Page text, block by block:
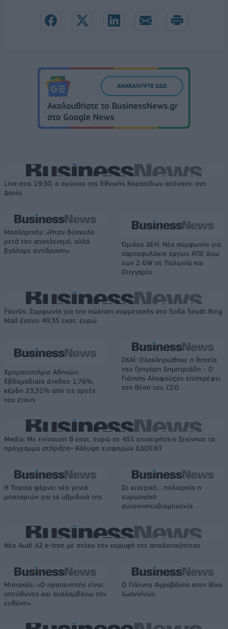
Live στις 19:30, ο αγώνας της Εθνικής Κορασίδων απέναντι στη
Δανία
Μασλαρινός: «Ήταν δύσκολο
μετά τον αποκλεισμό, αλλά
βγάλαμε αντίδραση»
Όμιλος ΔΕΗ: Νέα συμφωνία για
χαρτοφυλάκιο έργων ΑΠΕ άνω
των 2 GW σε Πολωνία και
Ουγγαρία
Fourlis: Συμφωνία για την πώληση συμμετοχής στο Sofia South Ring
Mall έναντι 49,35 εκατ. ευρώ
Χρηματιστήριο Αθηνών:
Εβδομαδιαία άνοδος 1,76%,
κέρδη 23,31% από τις αρχές
του έτους
ΣΚΑΪ: Ολοκληρώθηκε η θητεία
του Γρηγόρη Δημητριάδη - Ο
Γιάννης Αλαφούζος επιστρέφει
στη θέση του CEO
Media: Με ενίσχυση 8 εκατ. ευρώ σε 451 επιχειρήσεις ξεκίνησε το
πρόγραμμα στήριξης- Κάλυψη εισφορών ΕΔΟΕΑΠ
Η Toyota φέρνει νέα γενιά
μπαταριών για τα υβριδικά της
Σε κινεζική… πολιορκία η
ευρωπαϊκή
αυτοκινητοβιομηχανία
Νέο Audi A2 e-tron με στόχο την κορυφή της αποδοτικότητας
Μισιακός: «Ο προπονητής είναι
υπεύθυνος και αναλαμβάνω την
ευθύνη»
Ο Γιάννης Αγραβάνης στον Βίκο
Ιωαννίνων